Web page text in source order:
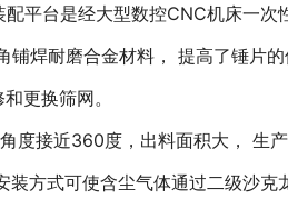
平台是经大型数控CNC机床一次
焊耐磨合金材料， 提高了锤片的
更换筛网。
度接近360度，出料面积大， 生产
方式可使含尘气体通过二级沙克